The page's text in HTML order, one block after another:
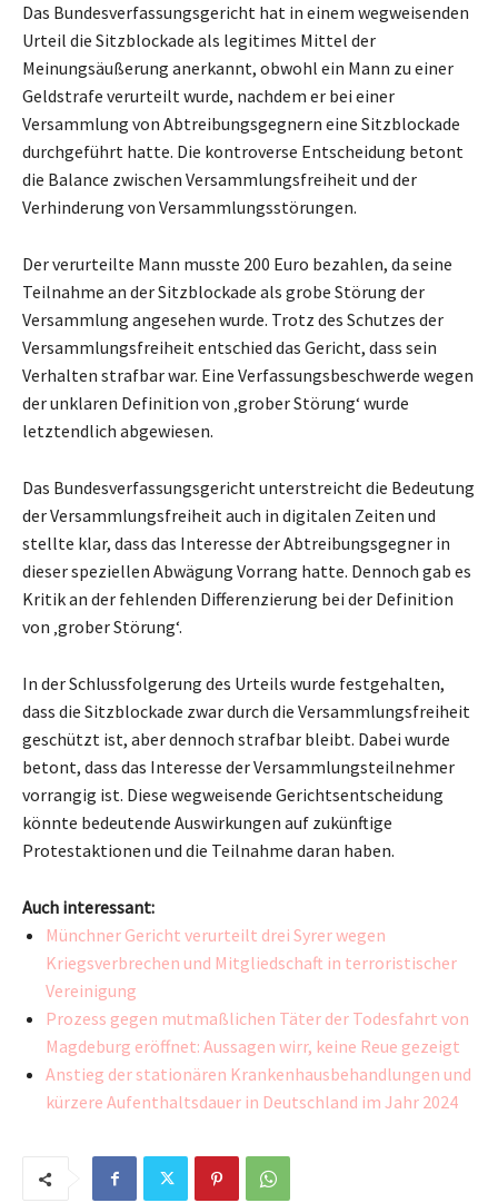
Das Bundesverfassungsgericht hat in einem wegweisenden
Urteil die Sitzblockade als legitimes Mittel der
Meinungsäußerung anerkannt, obwohl ein Mann zu einer
Geldstrafe verurteilt wurde, nachdem er bei einer
Versammlung von Abtreibungsgegnern eine Sitzblockade
durchgeführt hatte. Die kontroverse Entscheidung betont
die Balance zwischen Versammlungsfreiheit und der
Verhinderung von Versammlungsstörungen.
Der verurteilte Mann musste 200 Euro bezahlen, da seine
Teilnahme an der Sitzblockade als grobe Störung der
Versammlung angesehen wurde. Trotz des Schutzes der
Versammlungsfreiheit entschied das Gericht, dass sein
Verhalten strafbar war. Eine Verfassungsbeschwerde wegen
der unklaren Definition von ‚grober Störung‘ wurde
letztendlich abgewiesen.
Das Bundesverfassungsgericht unterstreicht die Bedeutung
der Versammlungsfreiheit auch in digitalen Zeiten und
stellte klar, dass das Interesse der Abtreibungsgegner in
dieser speziellen Abwägung Vorrang hatte. Dennoch gab es
Kritik an der fehlenden Differenzierung bei der Definition
von ‚grober Störung‘.
In der Schlussfolgerung des Urteils wurde festgehalten,
dass die Sitzblockade zwar durch die Versammlungsfreiheit
geschützt ist, aber dennoch strafbar bleibt. Dabei wurde
betont, dass das Interesse der Versammlungsteilnehmer
vorrangig ist. Diese wegweisende Gerichtsentscheidung
könnte bedeutende Auswirkungen auf zukünftige
Protestaktionen und die Teilnahme daran haben.
Auch interessant:
Münchner Gericht verurteilt drei Syrer wegen
Kriegsverbrechen und Mitgliedschaft in terroristischer
Vereinigung
Prozess gegen mutmaßlichen Täter der Todesfahrt von
Magdeburg eröffnet: Aussagen wirr, keine Reue gezeigt
Anstieg der stationären Krankenhausbehandlungen und
kürzere Aufenthaltsdauer in Deutschland im Jahr 2024